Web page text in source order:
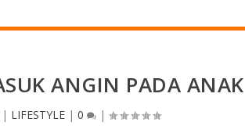
ANGIN PADA ANAK
| LIFESTYLE| 0 |